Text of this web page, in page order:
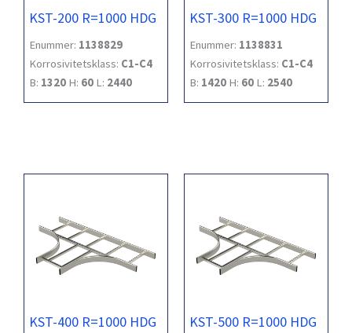
KST-200 R=1000 HDG
Enummer: 1138829
Korrosivitetsklass: C1-C4
B: 1320 H: 60 L: 2440
KST-300 R=1000 HDG
Enummer: 1138831
Korrosivitetsklass: C1-C4
B: 1420 H: 60 L: 2540
KST-400 R=1000 HDG KST-500 R=1000 HDG